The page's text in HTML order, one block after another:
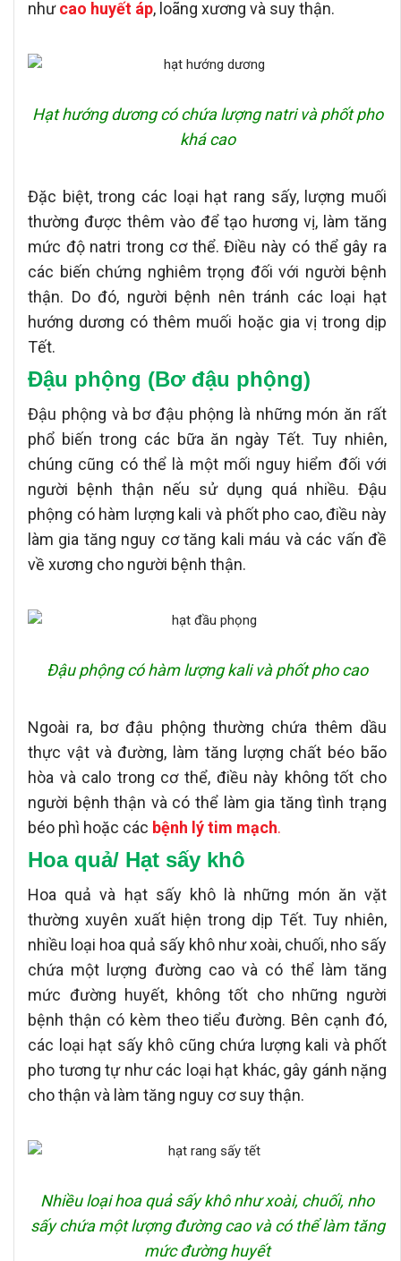
nhưcao huyết áp, loãng xương và suy thận.
Hạt hướng dương có chứa lượng natri và phốt pho
khá cao
Đặc biệt, trong các loại hạt rang sấy, lượng muối
thường được thêm vào để tạo hương vị, làm tăng
mức độ natri trong cơ thể. Điều này có thể gây ra
các biến chứng nghiêm trọng đối với người bệnh
thận. Do đó, người bệnh nên tránh các loại hạt
hướng dương có thêm muối hoặc gia vị trong dịp
Tết.
Đậu phộng (Bơ đậu phộng)
Đậu phộng và bơ đậu phộng là những món ăn rất
phổ biến trong các bữa ăn ngày Tết. Tuy nhiên,
chúng cũng có thể là một mối nguy hiểm đối với
người bệnh thận nếu sử dụng quá nhiều. Đậu
phộng có hàm lượng kali và phốt pho cao, điều này
làm gia tăng nguy cơ tăng kali máu và các vấn đề
về xương cho người bệnh thận.
Đậu phộng có hàm lượng kali và phốt pho cao
Ngoài ra, bơ đậu phộng thường chứa thêm dầu
thực vật và đường, làm tăng lượng chất béo bão
hòa và calo trong cơ thể, điều này không tốt cho
người bệnh thận và có thể làm gia tăng tình trạng
béo phì hoặc các bệnh lý tim mạch.
Hoa quả/ Hạt sấy khô
Hoa quả và hạt sấy khô là những món ăn vặt
thường xuyên xuất hiện trong dịp Tết. Tuy nhiên,
nhiều loại hoa quả sấy khô như xoài, chuối, nho sấy
chứa một lượng đường cao và có thể làm tăng
mức đường huyết, không tốt cho những người
bệnh thận có kèm theo tiểu đường. Bên cạnh đó,
các loại hạt sấy khô cũng chứa lượng kali và phốt
pho tương tự như các loại hạt khác, gây gánh nặng
cho thận và làm tăng nguy cơ suy thận.
Nhiều loại hoa quả sấy khô như xoài, chuối, nho
sấy chứa một lượng đường cao và có thể làm tăng
mức đường huyết